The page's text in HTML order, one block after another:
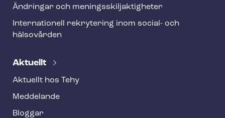
Ändringar och me­nings­skilj­ak­tig­he­ter
Internationell rekrytering inom social- och
hälsovården
Aktuellt
Aktuellt hos Tehy
Meddelande
Bloggar